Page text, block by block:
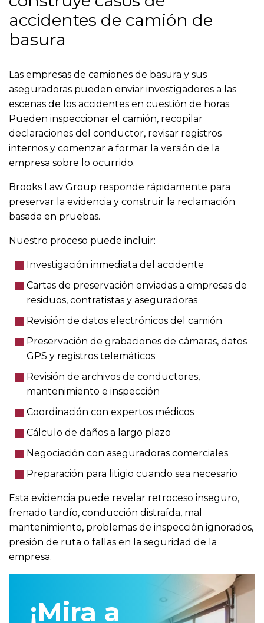
accidentes de camión de
basura
Las empresas de camiones de basura y sus
aseguradoras pueden enviar investigadores a las
escenas de los accidentes en cuestión de horas.
Pueden inspeccionar el camión, recopilar
declaraciones del conductor, revisar registros
internos y comenzar a formar la versión de la
empresa sobre lo ocurrido.
Brooks Law Group responde rápidamente para
preservar la evidencia y construir la reclamación
basada en pruebas.
Nuestro proceso puede incluir:
Investigación inmediata del accidente
Cartas de preservación enviadas a empresas de
residuos, contratistas y aseguradoras
Revisión de datos electrónicos del camión
Preservación de grabaciones de cámaras, datos
GPS y registros telemáticos
Revisión de archivos de conductores,
mantenimiento e inspección
Coordinación con expertos médicos
Cálculo de daños a largo plazo
Negociación con aseguradoras comerciales
Preparación para litigio cuando sea necesario
Esta evidencia puede revelar retroceso inseguro,
frenado tardío, conducción distraída, mal
mantenimiento, problemas de inspección ignorados,
presión de ruta o fallas en la seguridad de la
empresa.
¡Mira a